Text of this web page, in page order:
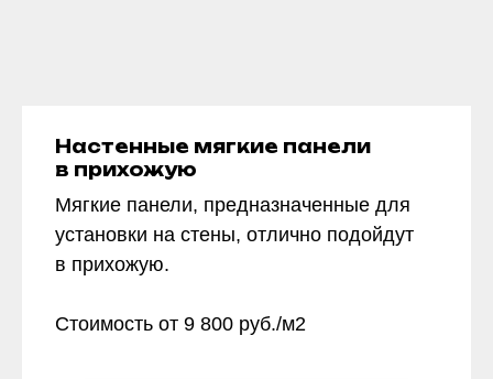
Настенные мягкие панели
в прихожую
Мягкие панели, предназначенные для
установки на стены, отлично подойдут
в прихожую.
Стоимость от 9 800 руб./м2